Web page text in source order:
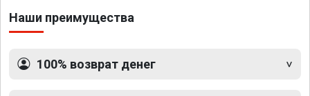
Наши преимущества
100% возврат денег